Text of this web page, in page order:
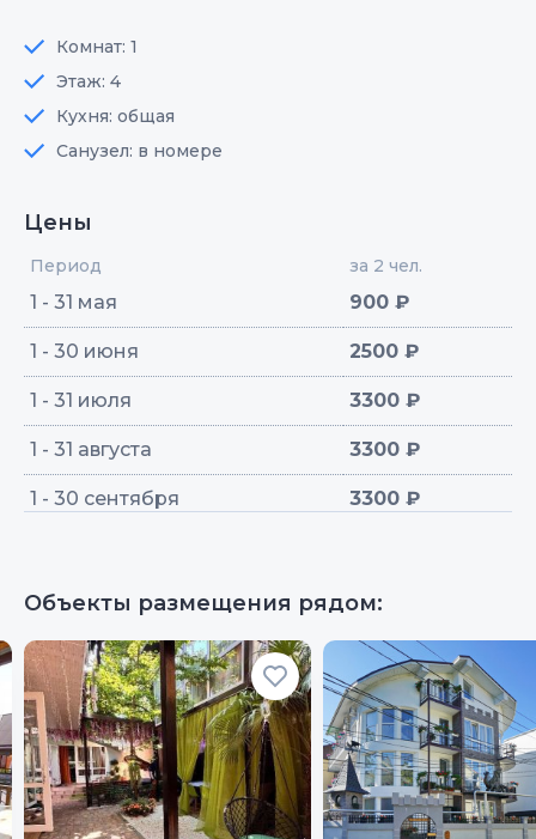
Комнат: 1
Этаж: 4
Кухня: общая
Санузел: в номере
Цены
Период за 2 чел.
1 - 31 мая 900 ₽
1 - 30 июня 2500 ₽
1 - 31 июля 3300 ₽
1 - 31 августа 3300 ₽
1 - 30 сентября 3300 ₽
Объекты размещения рядом: